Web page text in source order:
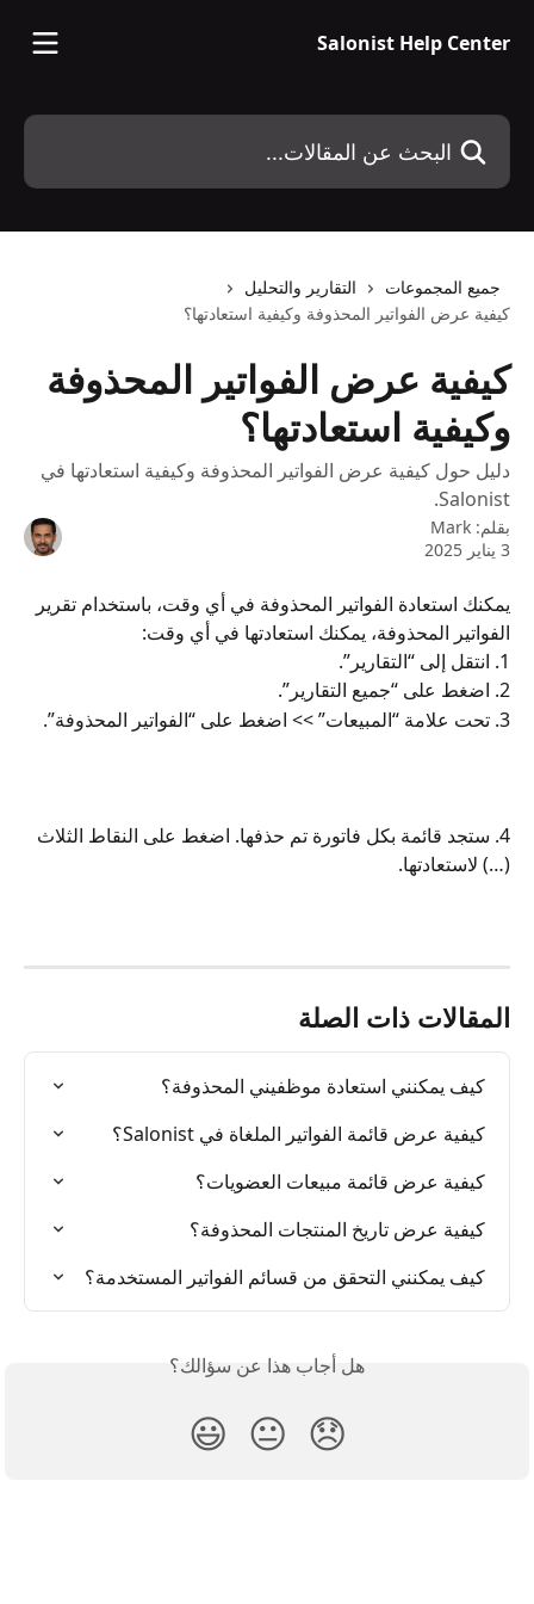
Salonist Help Center
البحث عن المقالات...
جميع المجموعات
التقارير والتحليل
كيفية عرض الفواتير المحذوفة وكيفية استعادتها؟
كيفية عرض الفواتير المحذوفة
وكيفية استعادتها؟
دليل حول كيفية عرض الفواتير المحذوفة وكيفية استعادتها في
Salonist.
بقلم: Mark
3 يناير 2025
يمكنك استعادة الفواتير المحذوفة في أي وقت، باستخدام تقرير
الفواتير المحذوفة، يمكنك استعادتها في أي وقت:
1. انتقل إلى “التقارير”.
2. اضغط على “جميع التقارير”.
3. تحت علامة “المبيعات” >> اضغط على “الفواتير المحذوفة”.
4. ستجد قائمة بكل فاتورة تم حذفها. اضغط على النقاط الثلاث
(…) لاستعادتها.
المقالات ذات الصلة
كيف يمكنني استعادة موظفيني المحذوفة؟
كيفية عرض قائمة الفواتير الملغاة في Salonist؟
كيفية عرض قائمة مبيعات العضويات؟
كيفية عرض تاريخ المنتجات المحذوفة؟
كيف يمكنني التحقق من قسائم الفواتير المستخدمة؟
هل أجاب هذا عن سؤالك؟
😞
😐
😃